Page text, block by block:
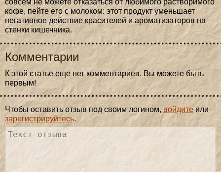
совсем не можете отказаться от любимого растворимого
кофе, пейте его с молоком: этот продукт уменьшает
негативное действие красителей и ароматизаторов на
стенки кишечника.
Комментарии
К этой статье еще нет комментариев. Вы можете быть
первым!
Чтобы оставить отзыв под своим логином, войдите или
зарегистрируйтесь.